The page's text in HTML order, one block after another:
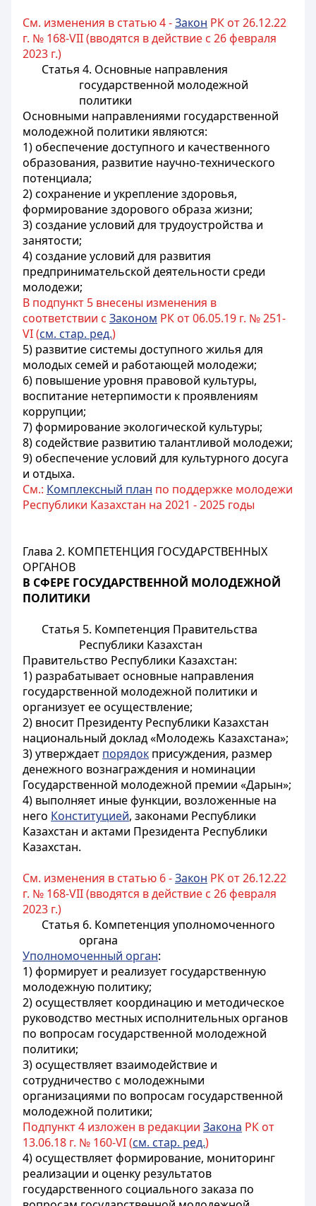
См. изменения в статью 4 -Закон РК от 26.12.22
г. № 168-VII (вводятся в действие с 26 февраля
2023 г.)
Статья 4. Основные направления
государственной молодежной
политики
Основными направлениями государственной
молодежной политики являются:
1) обеспечение доступного и качественного
образования, развитие научно-технического
потенциала;
2) сохранение и укрепление здоровья,
формирование здорового образа жизни;
3) создание условий для трудоустройства и
занятости;
4) создание условий для развития
предпринимательской деятельности среди
молодежи;
В подпункт 5 внесены изменения в
соответствии с Законом РК от 06.05.19 г. № 251-
VI (см. стар. ред.)
5) развитие системы доступного жилья для
молодых семей и работающей молодежи;
6) повышение уровня правовой культуры,
воспитание нетерпимости к проявлениям
коррупции;
7) формирование экологической культуры;
8) содействие развитию талантливой молодежи;
9) обеспечение условий для культурного досуга
и отдыха.
См.: Комплексный план по поддержке молодежи
Республики Казахстан на 2021 - 2025 годы
Глава 2. КОМПЕТЕНЦИЯ ГОСУДАРСТВЕННЫХ
ОРГАНОВ
В СФЕРЕ ГОСУДАРСТВЕННОЙ МОЛОДЕЖНОЙ
ПОЛИТИКИ
Статья 5. Компетенция Правительства
Республики Казахстан
Правительство Республики Казахстан:
1) разрабатывает основные направления
государственной молодежной политики и
организует ее осуществление;
2) вносит Президенту Республики Казахстан
национальный доклад «Молодежь Казахстана»;
3) утверждает порядок присуждения, размер
денежного вознаграждения и номинации
Государственной молодежной премии «Дарын»;
4) выполняет иные функции, возложенные на
него Конституцией, законами Республики
Казахстан и актами Президента Республики
Казахстан.
См. изменения в статью 6 -Закон РК от 26.12.22
г. № 168-VII (вводятся в действие с 26 февраля
2023 г.)
Статья 6. Компетенция уполномоченного
органа
Уполномоченный орган:
1) формирует и реализует государственную
молодежную политику;
2) осуществляет координацию и методическое
руководство местных исполнительных органов
по вопросам государственной молодежной
политики;
3) осуществляет взаимодействие и
сотрудничество с молодежными
организациями по вопросам государственной
молодежной политики;
Подпункт 4 изложен в редакции Закона РК от
13.06.18 г. № 160-VI (см. стар. ред.)
4) осуществляет формирование, мониторинг
реализации и оценку результатов
государственного социального заказа по